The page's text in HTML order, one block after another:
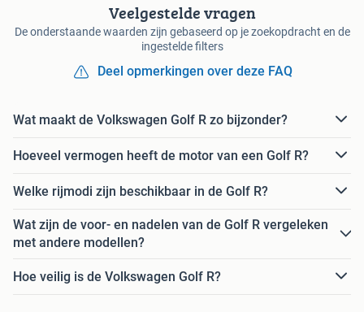
Veelgestelde vragen
De onderstaande waarden zijn gebaseerd op je zoekopdracht en de
ingestelde filters
Deel opmerkingen over deze FAQ
Wat maakt de Volkswagen Golf R zo bijzonder?
Hoeveel vermogen heeft de motor van een Golf R?
Welke rijmodi zijn beschikbaar in de Golf R?
Wat zijn de voor- en nadelen van de Golf R vergeleken
met andere modellen?
Hoe veilig is de Volkswagen Golf R?